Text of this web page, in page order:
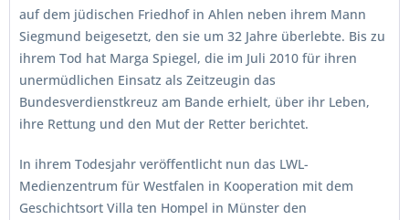
auf dem jüdischen Friedhof in Ahlen neben ihrem Mann
Siegmund beigesetzt, den sie um 32 Jahre überlebte. Bis zu
ihrem Tod hat Marga Spiegel, die im Juli 2010 für ihren
unermüdlichen Einsatz als Zeitzeugin das
Bundesverdienstkreuz am Bande erhielt, über ihr Leben,
ihre Rettung und den Mut der Retter berichtet.
In ihrem Todesjahr veröffentlicht nun das LWL-
Medienzentrum für Westfalen in Kooperation mit dem
Geschichtsort Villa ten Hompel in Münster den